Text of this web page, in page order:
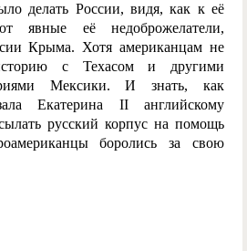
делать России, видя, как к её
явные её недоброжелатели,
Крыма. Хотя американцам не
с Техасом и другими
Мексики. И знать, как
Екатерина II английскому
русский корпус на помощь
боролись за свою